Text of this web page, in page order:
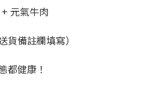
元氣牛肉
貨備註欄填寫）
都健康！